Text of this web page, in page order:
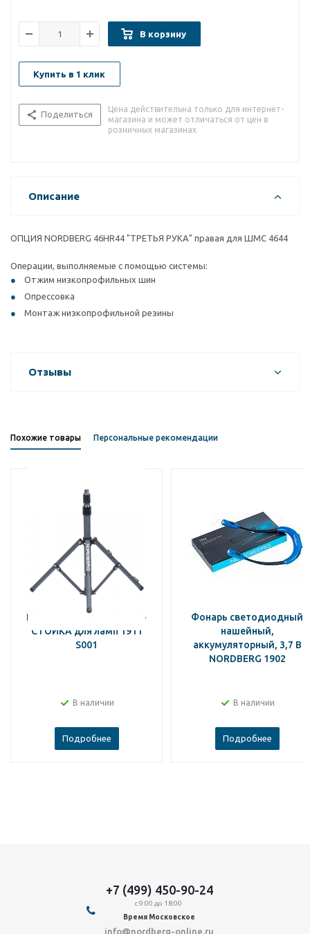
В корзину
Купить в 1 клик
Поделиться
Цена действительна только для интернет-
магазина и может отличаться от цен в
розничных магазинах
Описание
ОПЦИЯ NORDBERG 46HR44 "ТРЕТЬЯ РУКА" правая для ШМС 4644
Операции, выполняемые с помощью системы:
Отжим низкопрофильных шин
Опрессовка
Монтаж низкопрофильной резины
Отзывы
Похожие товары Персональные рекомендации
NORDBERG ДЕРЖАТЕЛЬ-
СТОЙКА для ламп 1911
S001
В наличии
Подробнее
Фонарь светодиодный
нашейный,
аккумуляторный, 3,7 В
NORDBERG 1902
В наличии
Подробнее
+7 (499) 450-90-24
с 9:00 до 18:00
Время Московское
info@nordberg-online.ru